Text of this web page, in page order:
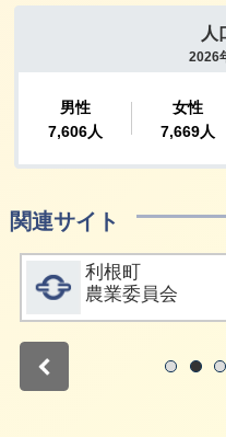
関連サイト
詳細をみる
利根町
農業委員会